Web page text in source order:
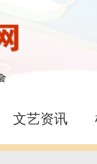
文艺资讯